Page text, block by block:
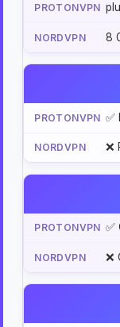
8
✅
❌
✅
❌